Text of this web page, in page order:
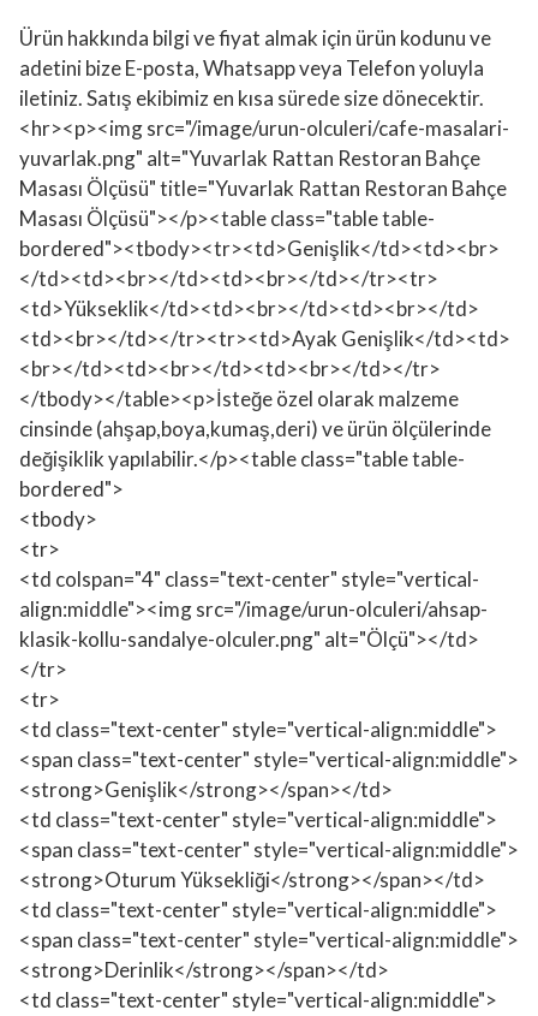
Ürün hakkında bilgi ve fiyat almak için ürün kodunu ve
adetini bize E-posta, Whatsapp veya Telefon yoluyla
iletiniz. Satış ekibimiz en kısa sürede size dönecektir.
<hr><p><img src="/image/urun-olculeri/cafe-masalari-
yuvarlak.png" alt="Yuvarlak Rattan Restoran Bahçe
Masası Ölçüsü" title="Yuvarlak Rattan Restoran Bahçe
Masası Ölçüsü"></p><table class="table table-
bordered"><tbody><tr><td>Genişlik</td><td><br>
</td><td><br></td><td><br></td></tr><tr>
<td>Yükseklik</td><td><br></td><td><br></td>
<td><br></td></tr><tr><td>Ayak Genişlik</td><td>
<br></td><td><br></td><td><br></td></tr>
</tbody></table><p>İsteğe özel olarak malzeme
cinsinde (ahşap,boya,kumaş,deri) ve ürün ölçülerinde
değişiklik yapılabilir.</p><table class="table table-
bordered">
<tbody>
<tr>
<td colspan="4" class="text-center" style="vertical-
align:middle"><img src="/image/urun-olculeri/ahsap-
klasik-kollu-sandalye-olculer.png" alt="Ölçü"></td>
</tr>
<tr>
<td class="text-center" style="vertical-align:middle">
<span class="text-center" style="vertical-align:middle">
<strong>Genişlik</strong></span></td>
<td class="text-center" style="vertical-align:middle">
<span class="text-center" style="vertical-align:middle">
<strong>Oturum Yüksekliği</strong></span></td>
<td class="text-center" style="vertical-align:middle">
<span class="text-center" style="vertical-align:middle">
<strong>Derinlik</strong></span></td>
<td class="text-center" style="vertical-align:middle">